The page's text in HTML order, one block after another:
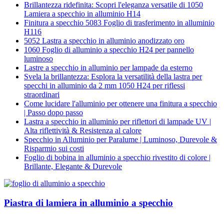
Brillantezza ridefinita: Scopri l'eleganza versatile di 1050
Lamiera a specchio in alluminio H14
Finitura a specchio 5083 Foglio di trasferimento in alluminio
H116
5052 Lastra a specchio in alluminio anodizzato oro
1060 Foglio di alluminio a specchio H24 per pannello
luminoso
Lastre a specchio in alluminio per lampade da esterno
Svela la brillantezza: Esplora la versatilità della lastra per
specchi in alluminio da 2 mm 1050 H24 per riflessi
straordinari
Come lucidare l'alluminio per ottenere una finitura a specchio
| Passo dopo passo
Lastra a specchio in alluminio per riflettori di lampade UV |
Alta riflettività & Resistenza al calore
Specchio in Alluminio per Paralume | Luminoso, Durevole &
Risparmio sui costi
Foglio di bobina in alluminio a specchio rivestito di colore |
Brillante, Elegante & Durevole
Piastra di lamiera in alluminio a specchio